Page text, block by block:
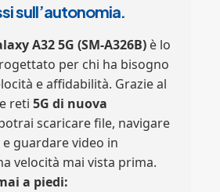
sull’autonomia.
A32 5G (SM-A326B)è lo
per chi ha bisogno
e affidabilità. Grazie al
reti 5G di nuova
scaricare file, navigare
e guardare video in
velocità mai vista prima.
a piedi: